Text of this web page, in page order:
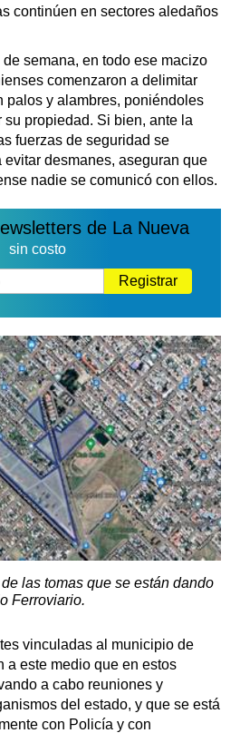
continúen en sectores aledaños
semana, en todo ese macizo
comenzaron a delimitar
palos y alambres, poniéndoles
su propiedad. Si bien, ante la
fuerzas de seguridad se
desmanes, aseguran que
nadie se comunicó con ellos.
de La Nueva
sin costo
Registrar
las tomas que se están dando
Ferroviario.
vinculadas al municipio de
a este medio que en estos
a cabo reuniones y
del estado, y que se está
con Policía y con